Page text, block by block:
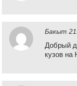
Бакыт
Добрый
кузов